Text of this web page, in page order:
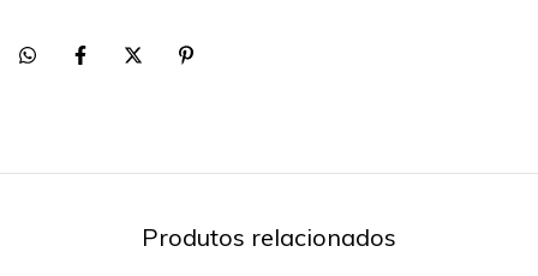
Produtos relacionados